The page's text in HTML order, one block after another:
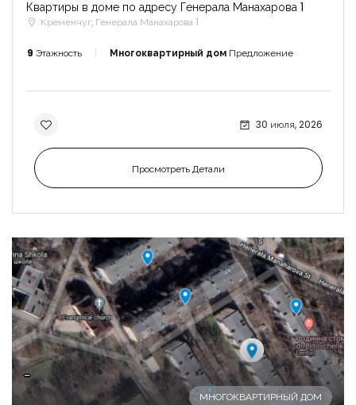
Квартиры в доме по адресу Генерала Манахарова 1
Кременчуг, Генерала Манахарова 1
9 Этажность Многоквартирный дом Предложение
30 июля, 2026
Просмотреть Детали
-
МНОГОКВАРТИРНЫЙ ДОМ